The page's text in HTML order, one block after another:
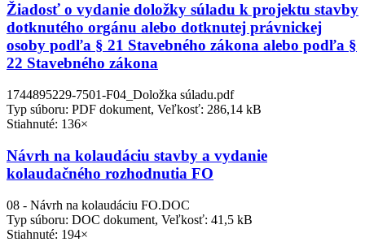
Žiadosť o vydanie doložky súladu k projektu stavby
dotknutého orgánu alebo dotknutej právnickej
osoby podľa § 21 Stavebného zákona alebo podľa §
22 Stavebného zákona
1744895229-7501-F04_Doložka súladu.pdf
Typ súboru: PDF dokument, Veľkosť: 286,14 kB
Stiahnuté: 136×
Návrh na kolaudáciu stavby a vydanie
kolaudačného rozhodnutia FO
08 - Návrh na kolaudáciu FO.DOC
Typ súboru: DOC dokument, Veľkosť: 41,5 kB
Stiahnuté: 194×